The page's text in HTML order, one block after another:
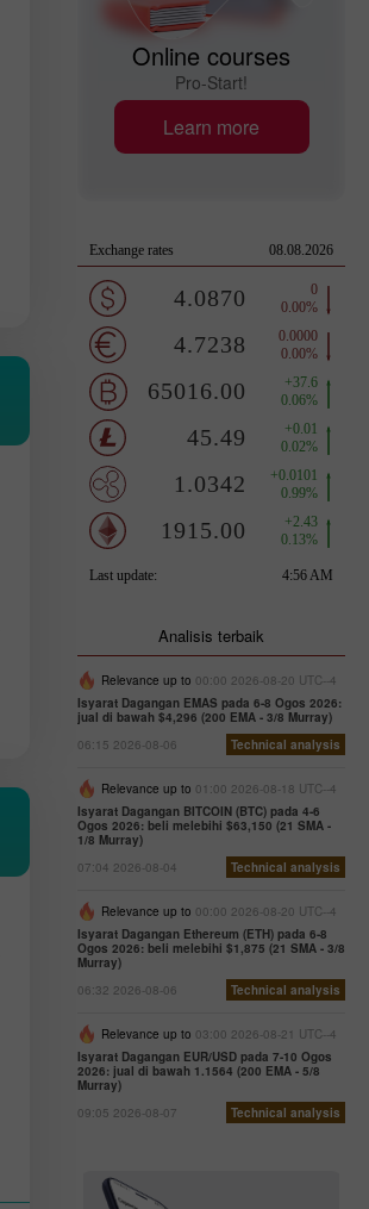
Online courses
Pro-Start!
Learn more
Analisis terbaik
Relevance up to 00:00 2026-08-20 UTC--4
Isyarat Dagangan EMAS pada 6-8 Ogos 2026:
jual di bawah $4,296 (200 EMA - 3/8 Murray)
06:15 2026-08-06
Technical analysis
Relevance up to 01:00 2026-08-18 UTC--4
Isyarat Dagangan BITCOIN (BTC) pada 4-6
Ogos 2026: beli melebihi $63,150 (21 SMA -
1/8 Murray)
07:04 2026-08-04
Technical analysis
Relevance up to 00:00 2026-08-20 UTC--4
Isyarat Dagangan Ethereum (ETH) pada 6-8
Ogos 2026: beli melebihi $1,875 (21 SMA - 3/8
Murray)
06:32 2026-08-06
Technical analysis
Relevance up to 03:00 2026-08-21 UTC--4
Isyarat Dagangan EUR/USD pada 7-10 Ogos
2026: jual di bawah 1.1564 (200 EMA - 5/8
Murray)
09:05 2026-08-07
Technical analysis